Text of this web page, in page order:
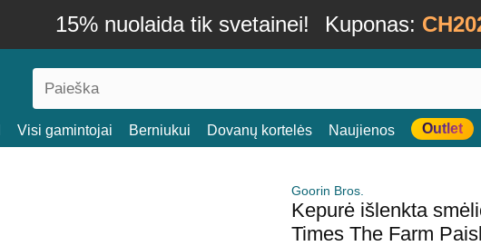
15% nuolaida tik svetainei! Kuponas:
Visi gamintojai Berniukui Dovanų kortelės Naujienos Outlet
Goorin Bros.
Kepurė išlenkta
Times The Farm